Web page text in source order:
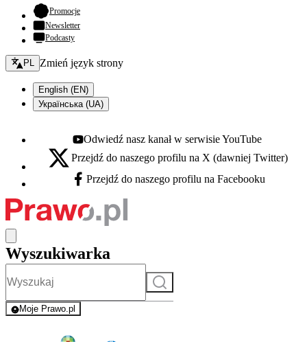
Promocje- otwiera się w nowej karcie
Newsletter
Podcasty
Zmień język - bieżący:
PL Zmień język strony
English (EN)
Українська (UA)
Youtube - otwiera się w nowej karcie
Odwiedź nasz kanał w serwisie YouTube
X - otwiera się w nowej karcie
Przejdź do naszego profilu na X (dawniej Twitter)
Facebook - otwiera się w nowej karcie
Przejdź do naszego profilu na Facebooku
Wyszukiwarka
Szukaj
Moje Prawo.pl
- rejestracja i logowanie do serwisu